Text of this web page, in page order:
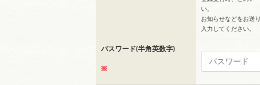
い。
お知らせなどをお送
入力してください。
パスワード(半角英数字)
※